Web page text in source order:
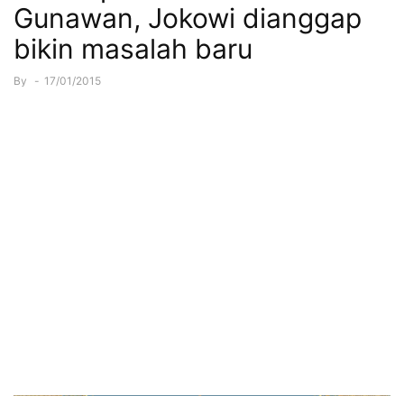
Gunawan, Jokowi dianggap
bikin masalah baru
By - 17/01/2015